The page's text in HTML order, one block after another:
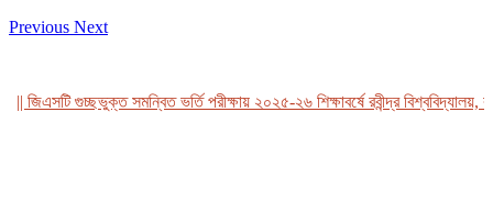
Previous Next
জিএসটি গুচ্ছভুক্ত সমন্বিত ভর্তি পরীক্ষায় ২০২৫-২৬ শিক্ষাবর্ষে রবীন্দ্র বিশ্ববিদ্যালয়,